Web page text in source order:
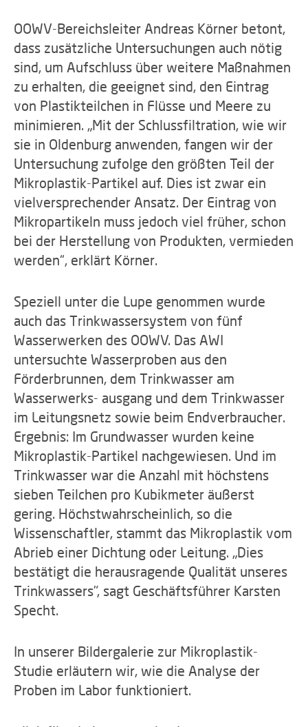
OOWV-Bereichsleiter Andreas Körner betont,
dass zusätzliche Untersuchungen auch nötig
sind, um Aufschluss über weitere Maßnahmen
zu erhalten, die geeignet sind, den Eintrag
von Plastikteilchen in Flüsse und Meere zu
minimieren. „Mit der Schlussfiltration, wie wir
sie in Oldenburg anwenden, fangen wir der
Untersuchung zufolge den größten Teil der
Mikroplastik-Partikel auf. Dies ist zwar ein
vielversprechender Ansatz. Der Eintrag von
Mikropartikeln muss jedoch viel früher, schon
bei der Herstellung von Produkten, vermieden
werden“, erklärt Körner.
Speziell unter die Lupe genommen wurde
auch das Trinkwassersystem von fünf
Wasserwerken des OOWV. Das AWI
untersuchte Wasserproben aus den
Förderbrunnen, dem Trinkwasser am
Wasserwerks- ausgang und dem Trinkwasser
im Leitungsnetz sowie beim Endverbraucher.
Ergebnis: Im Grundwasser wurden keine
Mikroplastik-Partikel nachgewiesen. Und im
Trinkwasser war die Anzahl mit höchstens
sieben Teilchen pro Kubikmeter äußerst
gering. Höchstwahrscheinlich, so die
Wissenschaftler, stammt das Mikroplastik vom
Abrieb einer Dichtung oder Leitung. „Dies
bestätigt die herausragende Qualität unseres
Trinkwassers", sagt Geschäftsführer Karsten
Specht.
In unserer Bildergalerie zur Mikroplastik-
Studie erläutern wir, wie die Analyse der
Proben im Labor funktioniert.